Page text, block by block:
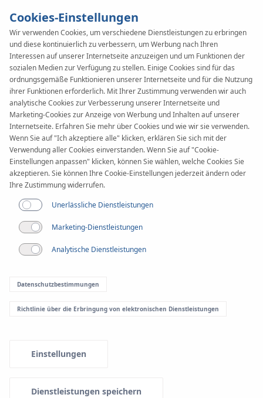
SYSTEM KAN-therm
PP Green
Cookies-Einstellungen
Wir verwenden Cookies, um verschiedene Dienstleistungen zu erbringen
und diese kontinuierlich zu verbessern, um Werbung nach Ihren
Interessen auf unserer Internetseite anzuzeigen und um Funktionen der
sozialen Medien zur Verfügung zu stellen. Einige Cookies sind für das
ordnungsgemäße Funktionieren unserer Internetseite und für die Nutzung
ihrer Funktionen erforderlich. Mit Ihrer Zustimmung verwenden wir auch
analytische Cookies zur Verbesserung unserer Internetseite und
Marketing-Cookies zur Anzeige von Werbung und Inhalten auf unserer
Internetseite. Erfahren Sie mehr über Cookies und wie wir sie verwenden.
Wenn Sie auf "Ich akzeptiere alle" klicken, erklären Sie sich mit der
Verwendung aller Cookies einverstanden. Wenn Sie auf "Cookie-
Einstellungen anpassen" klicken, können Sie wählen, welche Cookies Sie
akzeptieren. Sie können Ihre Cookie-Einstellungen jederzeit ändern oder
Ihre Zustimmung widerrufen.
Unerlässliche Dienstleistungen
Marketing-Dienstleistungen
Analytische Dienstleistungen
Datenschutzbestimmungen
Richtlinie über die Erbringung von elektronischen Dienstleistungen
Einstellungen
Dienstleistungen speichern